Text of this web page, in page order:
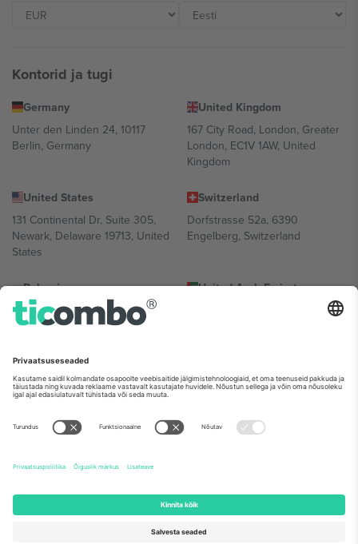
Kontorid ja tugi
Germany
Unter den Linden 24, 10117
Berlin, Germany
United Kingdom
167 City Road, London, Greater
London, EC1V 1AW, United
Kingdom
United States
131 Continental Dr, Suite 305,
Newark, Delaware 19713, United
States
Switzerland
Dorfstrasse 52a, 6390
Engelberg, Switzerland
Bulgaria
Regus Sofia City West, bul
Totleben 53-55, 1606 Sofia,
United Arab Emirates
UAE Dubai Silicon Oasis, DDP
Mexico
Av Chapultepec 360, Roma
Norte, Cuauhtémoc, 06700
Ciudad de México, CDMX,
sündmusest ja/või domeenist. Detailide jaoks vaata konkreetse
sündmuse lehte, impressumit ja tingimusi.,
2026 Ticombo. Kõik õigused kaitstud.